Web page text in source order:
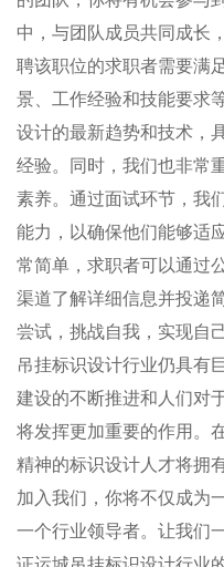
中，与团队成员共同成长
聘该职位的求职者需要满
景、工作经验和技能要求
设计的最新趋势和技术，
经验。同时，我们也非常
素养。通过面试环节，我
能力，以确保他们能够适
常简单，求职者可以通过
渠道了解详细信息并投递
尝试，挑战自我，实现自
吊挂标识设计行业仍具有
建设的不断推进和人们对
将发挥更加重要的作用。
精神的标识设计人才将拥
加入我们，你将不仅成为
一个行业领导者。让我们